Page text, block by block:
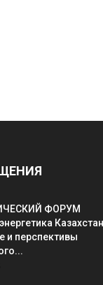
ФОРУМ
и перспективы